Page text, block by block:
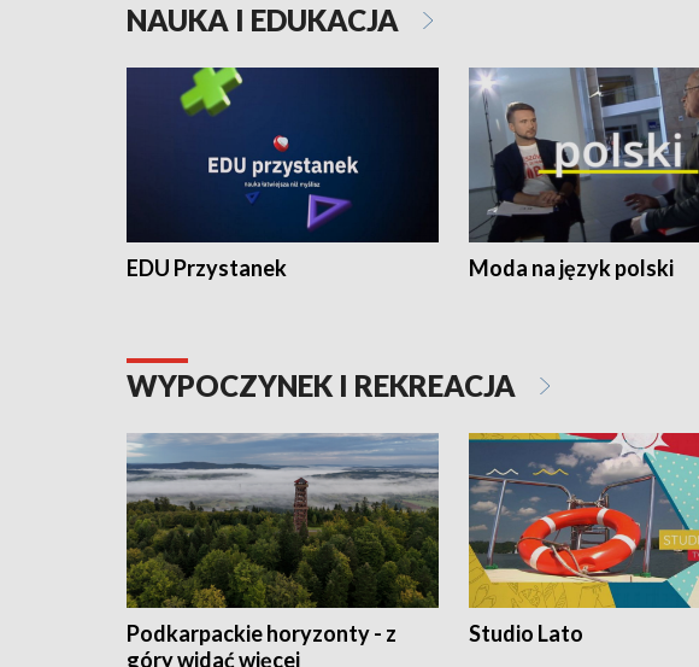
NAUKA I EDUKACJA
EDU Przystanek Moda na język polski
WYPOCZYNEK I REKREACJA
Podkarpackie horyzonty - z
góry widać więcej
Studio Lato